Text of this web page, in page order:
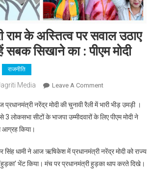
राम के अस्तित्व पर सवाल उठाए
सिखाने का : पीएम मोदी
राजनीति
Media Leave A CommentOn
ने
श्री
अस्तित्व
पर
नरेंद्र मोदी की चुनावी रैली में भारी भीड़ उमड़ी ।
लोकसभा सीटों के भाजपा उम्मीदवारों के लिए पीएम मोदी ने
आग्रह किया।
सिंह धामी ने आज ऋषिकेश में प्रधानमंत्री नरेंद्र मोदी को राज्य
‘हुड़का’ भेंट किया। मंच पर प्रधानमंत्री हुड़का थाप करते दिखे।